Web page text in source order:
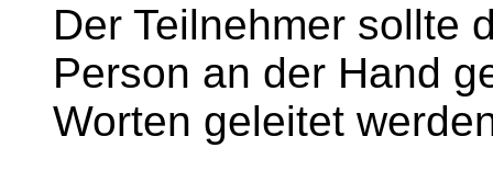
Der Teilnehmer sollte
Person an der Hand
Worten geleitet